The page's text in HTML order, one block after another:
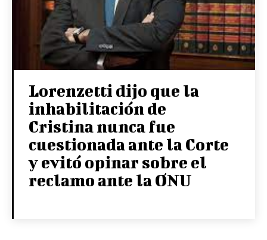
Lorenzetti dijo que la
inhabilitación de
Cristina nunca fue
cuestionada ante la Corte
y evitó opinar sobre el
reclamo ante la ONU